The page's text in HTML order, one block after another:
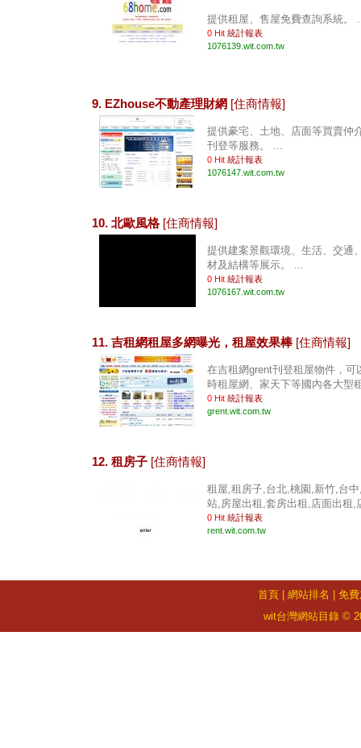
提供租屋、售屋免費查詢系統。
0 Hit 統計報表
1076139.wit.com.tw
9. EZhouse不動產理財網 [住商情報]
提供豪宅、土地、店面等買賣仲
刊登等服務。 ...
0 Hit 統計報表
1076147.wit.com.tw
10. 北歐風格 [住商情報]
提供建案景觀環境、生活、交通
材及結構等展示。 ...
0 Hit 統計報表
1076167.wit.com.tw
11. 吉租網租屋多網曝光，租屋效果棒 [住商情報]
在吉租網grent刊登租屋物件，可
時租屋網、家天下等國內各大型
0 Hit 統計報表
grent.wit.com.tw
12. 租房子 [住商情報]
租屋,租房子,台北,桃園,新竹,台
站,房屋出租,套房出租,店面出租,
0 Hit 統計報表
rent.wit.com.tw
首頁| 網站排名
免
wit台灣網站目錄 ©